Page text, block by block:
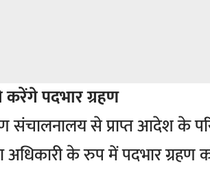
पदभार ग्रहण
संचालनालय से प्राप्त आदेश के
अधिकारी के रुप में पदभार ग्रहण